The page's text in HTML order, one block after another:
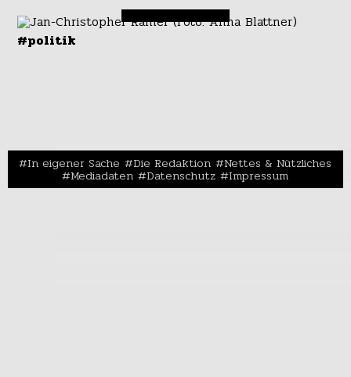
#politik
In eigener Sache Die Redaktion Nettes & Nützliches
Mediadaten Datenschutz Impressum